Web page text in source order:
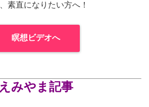
素直になりたい方へ！
瞑想ビデオへ
えみやま記事